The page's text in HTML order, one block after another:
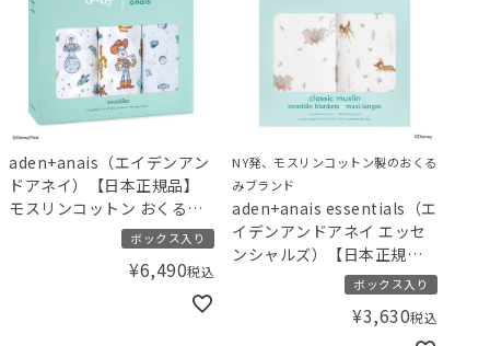
aden+anais（エイデンアン
ドアネイ）【日本正規品】
モスリンコットン おくるみ
3枚 スワドル ディズニー ト
イストーリー toy story 3-
pack classic swaddles
ボックス入り
¥6,490税込
NY発、モスリンコットン製のおくる
みブランド
aden+anais essentials（エ
イデンアンドアネイ エッセ
ンシャルズ）【日本正規
品】モスリンコットン おく
るみ 2枚セット ディズニー
ディズニーアンドフレンズ
ボックス入り
¥3,630税込